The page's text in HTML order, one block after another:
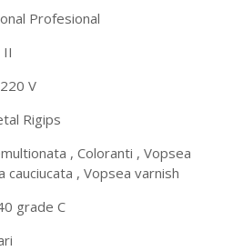
Profesional
II
220 V
Rigips
, Coloranti , Vopsea
cauciucata , Vopsea varnish
grade C